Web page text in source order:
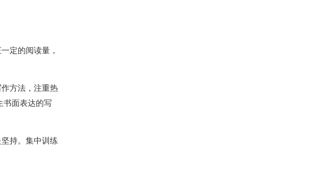
定的阅读量，
方法，注重热
书面表达的写
持。集中训练